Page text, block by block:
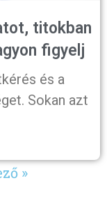
titokban
figyelj
és a
Sokan azt
»